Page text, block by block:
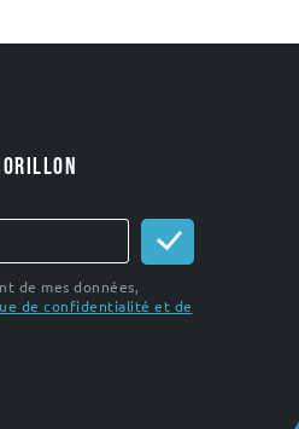
de mes données,
de confidentialité et de